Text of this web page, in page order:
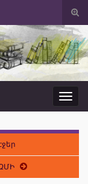
form